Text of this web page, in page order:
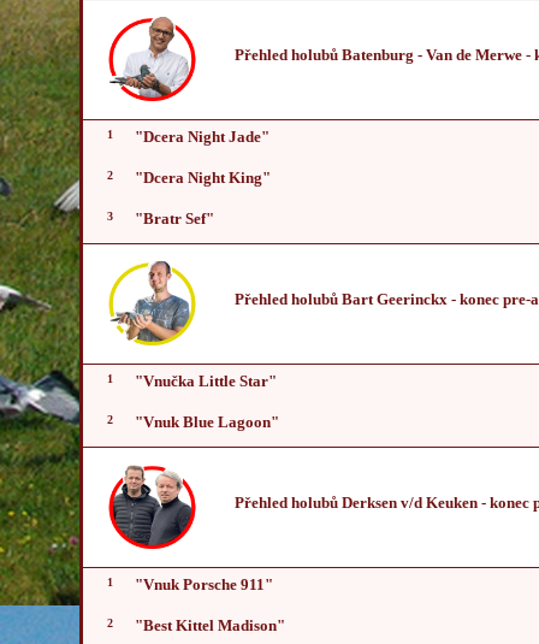
Přehled holubů Batenburg - Van de Merwe -
1 "Dcera Night Jade"
2 "Dcera Night King"
3 "Bratr Sef"
Přehled holubů Bart Geerinckx - konec pre-
1 "Vnučka Little Star"
2 "Vnuk Blue Lagoon"
Přehled holubů Derksen v/d Keuken - konec
1 "Vnuk Porsche 911"
2 "Best Kittel Madison"